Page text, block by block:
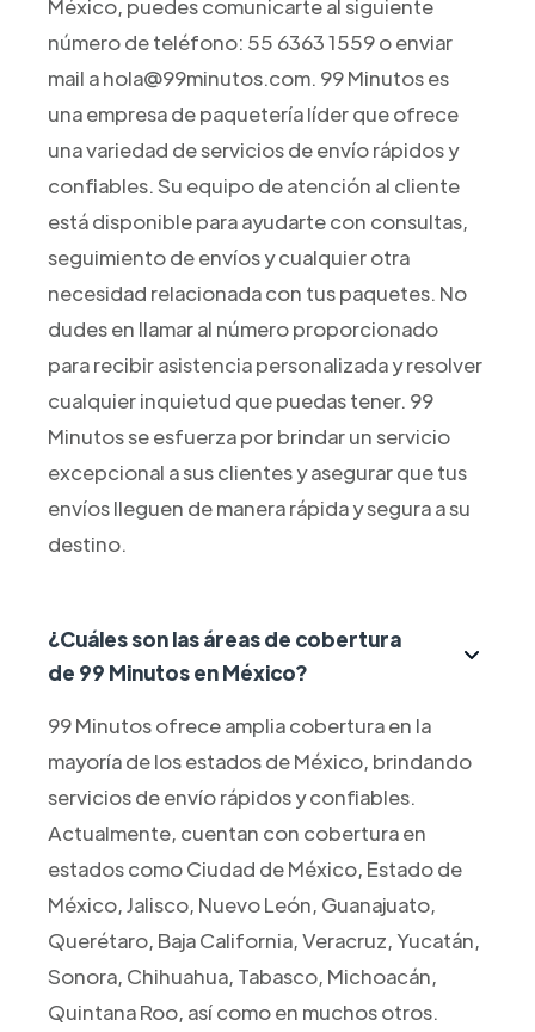
México, puedes comunicarte al siguiente
número de teléfono: 55 6363 1559 o enviar
mail a hola@99minutos.com. 99 Minutos es
una empresa de paquetería líder que ofrece
una variedad de servicios de envío rápidos y
confiables. Su equipo de atención al cliente
está disponible para ayudarte con consultas,
seguimiento de envíos y cualquier otra
necesidad relacionada con tus paquetes. No
dudes en llamar al número proporcionado
para recibir asistencia personalizada y resolver
cualquier inquietud que puedas tener. 99
Minutos se esfuerza por brindar un servicio
excepcional a sus clientes y asegurar que tus
envíos lleguen de manera rápida y segura a su
destino.
¿Cuáles son las áreas de cobertura
de 99 Minutos en México?
99 Minutos ofrece amplia cobertura en la
mayoría de los estados de México, brindando
servicios de envío rápidos y confiables.
Actualmente, cuentan con cobertura en
estados como Ciudad de México, Estado de
México, Jalisco, Nuevo León, Guanajuato,
Querétaro, Baja California, Veracruz, Yucatán,
Sonora, Chihuahua, Tabasco, Michoacán,
Quintana Roo, así como en muchos otros.